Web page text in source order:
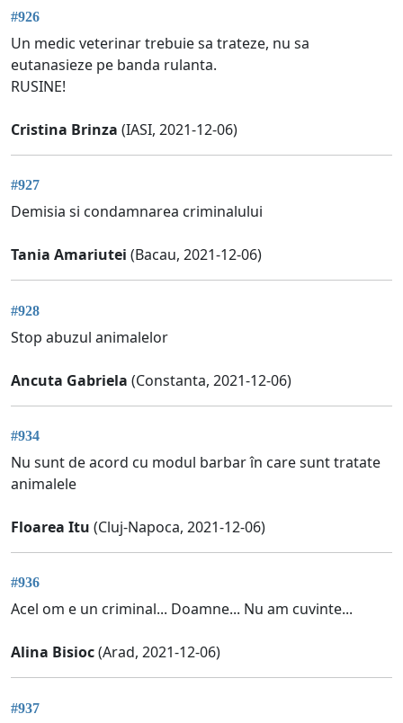
#926
Un medic veterinar trebuie sa trateze, nu sa
eutanasieze pe banda rulanta.
RUSINE!
Cristina Brinza (IASI, 2021-12-06)
#927
Demisia si condamnarea criminalului
Tania Amariutei (Bacau, 2021-12-06)
#928
Stop abuzul animalelor
Ancuta Gabriela (Constanta, 2021-12-06)
#934
Nu sunt de acord cu modul barbar în care sunt tratate
animalele
Floarea Itu (Cluj-Napoca, 2021-12-06)
#936
Acel om e un criminal... Doamne... Nu am cuvinte...
Alina Bisioc(Arad, 2021-12-06)
#937